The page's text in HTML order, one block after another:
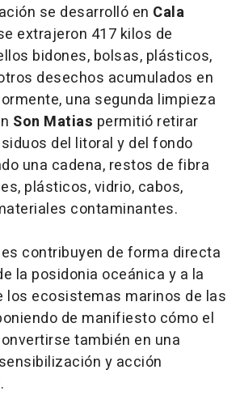
se desarrolló en Cala
extrajeron 417 kilos de
bidones, bolsas, plásticos,
desechos acumulados en
una segunda limpieza
Son Matias permitió retirar
del litoral y del fondo
una cadena, restos de fibra
plásticos, vidrio, cabos,
contaminantes.
contribuyen de forma directa
la posidonia oceánica y a la
los ecosistemas marinos de las
de manifiesto cómo el
también en una
y acción